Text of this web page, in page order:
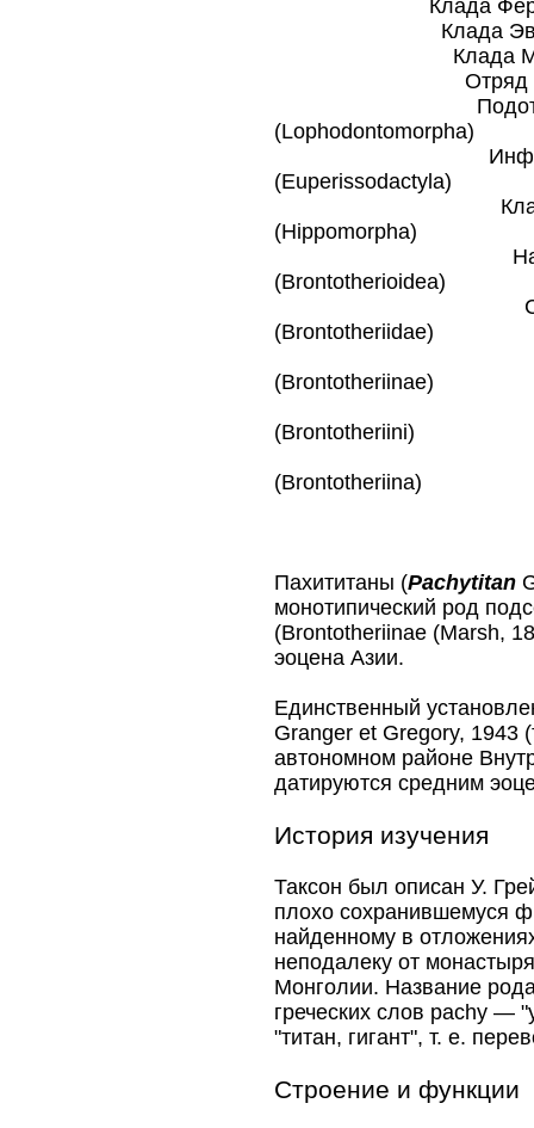
Клада
Клада
Клада
Отряд
Подотряд
(Lophodontomorpha)
Инфраотряд
(Euperissodactyla)
Клада
(Hippomorpha)
(Brontotherioidea)
Семейство
(Brontotheriidae)
(Brontotheriinae)
(Brontotheriini)
(Brontotheriina)
Пахититаны (Pachytitan
монотипический род
(Brontotheriinae (Marsh,
эоцена Азии.
Единственный
Granger et Gregory, 1943
автономном районе
датируются средним
История изучения
Таксон был описан У.
плохо сохранившемуся
найденному в
неподалеку от
Монголии. Название
греческих слов рachy —
"титан, гигант", т. е.
Строение и функции